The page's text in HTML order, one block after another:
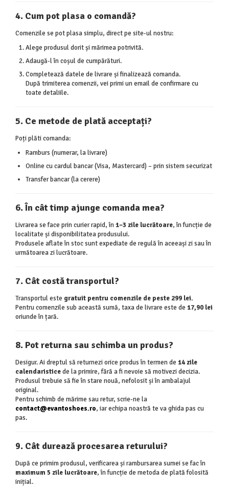
4. Cum pot plasa o comandă?
Comenzile se pot plasa simplu, direct pe site-ul nostru:
Alege produsul dorit și mărimea potrivită.
Adaugă-l în coșul de cumpărături.
Completează datele de livrare și finalizează comanda.
După trimiterea comenzii, vei primi un email de confirmare cu
toate detaliile.
5. Ce metode de plată acceptați?
Poți plăti comanda:
Ramburs (numerar, la livrare)
Online cu cardul bancar (Visa, Mastercard) – prin sistem securizat
Transfer bancar (la cerere)
6. În cât timp ajunge comanda mea?
Livrarea se face prin curier rapid, în1–3 zile lucrătoare, în funcție de
localitate și disponibilitatea produsului.
Produsele aflate în stoc sunt expediate de regulă în aceeași zi sau în
următoarea zi lucrătoare.
7. Cât costă transportul?
Transportul este gratuit pentru comenzile de peste 299 lei.
Pentru comenzile sub această sumă, taxa de livrare este de 17,90 lei
oriunde în țară.
8. Pot returna sau schimba un produs?
Desigur. Ai dreptul să returnezi orice produs în termen de 14 zile
calendaristicede la primire, fără a fi nevoie să motivezi decizia.
Produsul trebuie să fie în stare nouă, nefolosit și în ambalajul
original.
Pentru schimb de mărime sau retur, scrie-ne la
contact@evantoshoes.ro, iar echipa noastră te va ghida pas cu
pas.
9. Cât durează procesarea returului?
După ce primim produsul, verificarea și rambursarea sumei se fac în
maximum 5 zile lucrătoare, în funcție de metoda de plată folosită
inițial.